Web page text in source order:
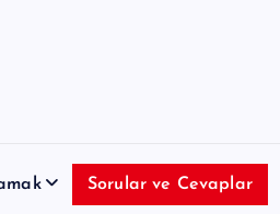
Sorular ve Cevaplar